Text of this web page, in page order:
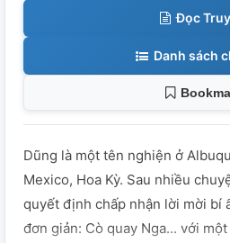
Đọc
Danh sách
Dũng là một tên nghiện ở
Mexico, Hoa Kỳ. Sau nhiều
quyết định chấp nhận lời mời bí
đơn giản: Cò quay Nga... với